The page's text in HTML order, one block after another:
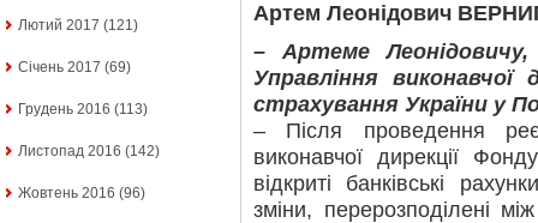
Лютий 2017 (121)
Січень 2017 (69)
Грудень 2016 (113)
Листопад 2016 (142)
Жовтень 2016 (96)
Артем Леонідович
– Артеме
Управління виконавчої
страхування України у
– Після проведення
виконавчої дирекції
відкриті банківські
зміни, перерозподілені